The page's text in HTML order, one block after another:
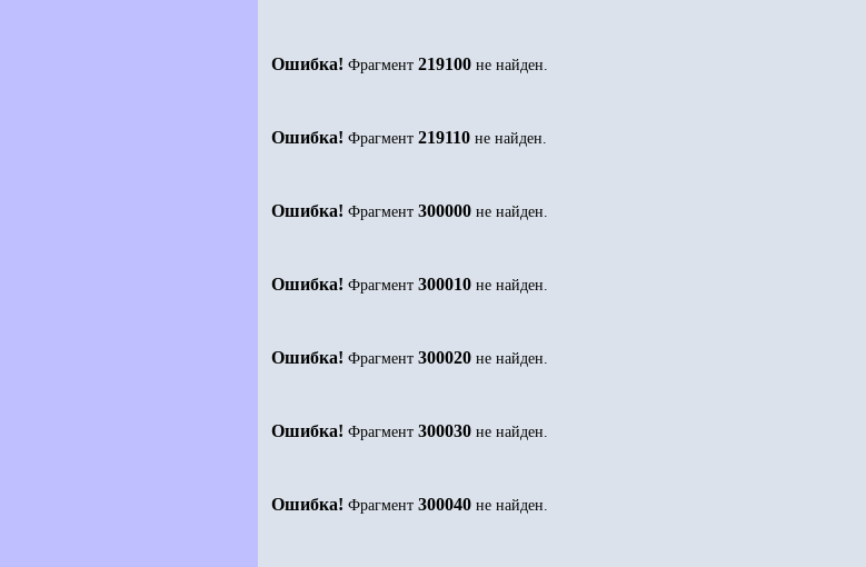
Ошибка! Фрагмент 219100 не найден.
Ошибка! Фрагмент 219110 не найден.
Ошибка! Фрагмент 300000 не найден.
Ошибка! Фрагмент 300010 не найден.
Ошибка! Фрагмент 300020 не найден.
Ошибка! Фрагмент 300030 не найден.
Ошибка! Фрагмент 300040 не найден.